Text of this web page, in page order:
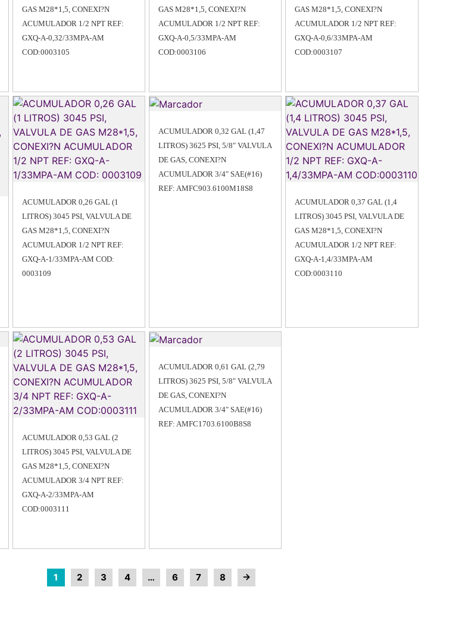
GAS M28*1,5, CONEXI?N
ACUMULADOR 1/2 NPT REF:
GXQ-A-0,32/33MPA-AM
COD:0003105
GAS M28*1,5, CONEXI?N
ACUMULADOR 1/2 NPT REF:
GXQ-A-0,5/33MPA-AM
COD:0003106
GAS M28*1,5, CONEXI?N
ACUMULADOR 1/2 NPT REF:
GXQ-A-0,6/33MPA-AM
COD:0003107
ACUMULADOR 0,26 GAL (1
LITROS) 3045 PSI, VALVULA DE
GAS M28*1,5, CONEXI?N
ACUMULADOR 1/2 NPT REF:
GXQ-A-1/33MPA-AM COD:
0003109
ACUMULADOR 0,32 GAL (1,47
LITROS) 3625 PSI, 5/8″ VALVULA
DE GAS, CONEXI?N
ACUMULADOR 3/4″ SAE(#16)
REF: AMFC903.6100M18S8
ACUMULADOR 0,37 GAL (1,4
LITROS) 3045 PSI, VALVULA DE
GAS M28*1,5, CONEXI?N
ACUMULADOR 1/2 NPT REF:
GXQ-A-1,4/33MPA-AM
COD:0003110
ACUMULADOR 0,53 GAL (2
LITROS) 3045 PSI, VALVULA DE
GAS M28*1,5, CONEXI?N
ACUMULADOR 3/4 NPT REF:
GXQ-A-2/33MPA-AM
COD:0003111
ACUMULADOR 0,61 GAL (2,79
LITROS) 3625 PSI, 5/8″ VALVULA
DE GAS, CONEXI?N
ACUMULADOR 3/4″ SAE(#16)
REF: AMFC1703.6100B8S8
1 2 3 4 … 6 7 8 →